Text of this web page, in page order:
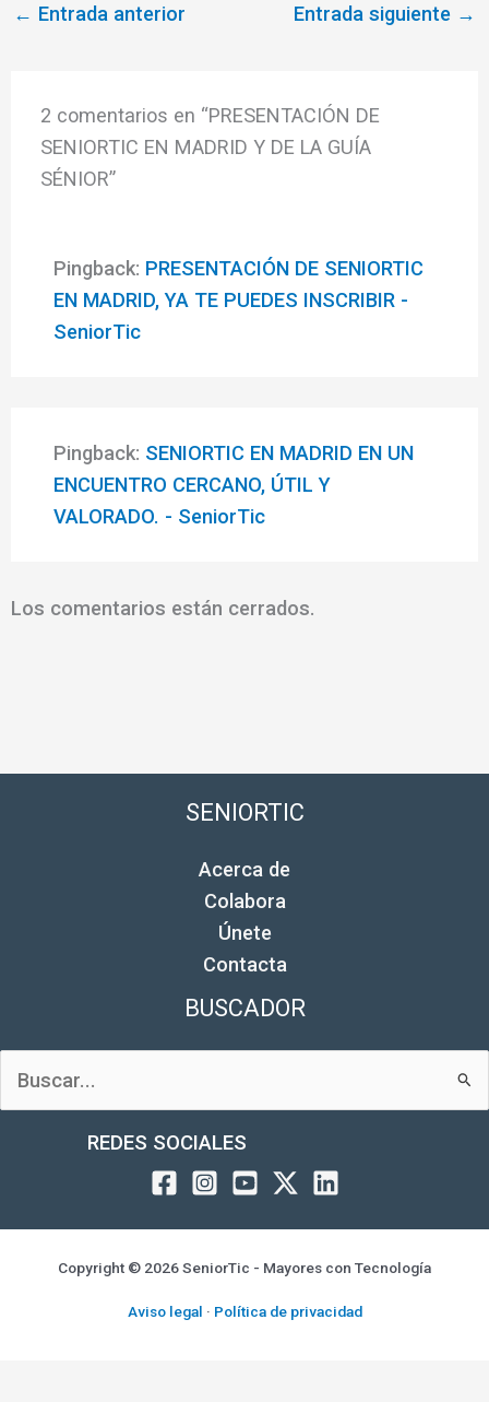
← Entrada anterior Entrada siguiente →
2 comentarios en “PRESENTACIÓN DE
SENIORTIC EN MADRID Y DE LA GUÍA
SÉNIOR”
Pingback: PRESENTACIÓN DE SENIORTIC
EN MADRID, YA TE PUEDES INSCRIBIR -
SeniorTic
Pingback: SENIORTIC EN MADRID EN UN
ENCUENTRO CERCANO, ÚTIL Y
VALORADO. - SeniorTic
Los comentarios están cerrados.
SENIORTIC
Acerca de
Colabora
Únete
Contacta
BUSCADOR
REDES SOCIALES
Copyright © 2026 SeniorTic - Mayores con Tecnología
Aviso legal · Política de privacidad